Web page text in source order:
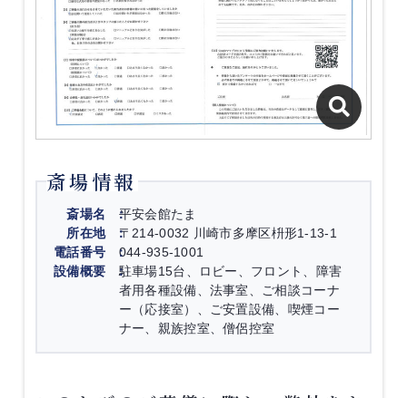
斎場情報
斎場名
平安会館たま
所在地
〒214-0032 川崎市多摩区枡形1-13-1
電話番号
044-935-1001
設備概要
駐車場15台、ロビー、フロント、障害
者用各種設備、法事室、ご相談コーナ
ー（応接室）、ご安置設備、喫煙コー
ナー、親族控室、僧侶控室